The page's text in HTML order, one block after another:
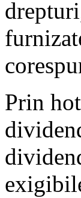
Prin